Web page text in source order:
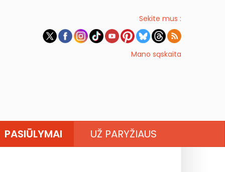
Sekite mus :
Mano sąskaita
PASIŪLYMAI UŽ PARYŽIAUS